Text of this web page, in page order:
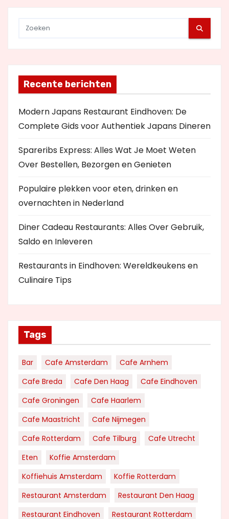
Recente berichten
Modern Japans Restaurant Eindhoven: De
Complete Gids voor Authentiek Japans Dineren
Spareribs Express: Alles Wat Je Moet Weten
Over Bestellen, Bezorgen en Genieten
Populaire plekken voor eten, drinken en
overnachten in Nederland
Diner Cadeau Restaurants: Alles Over Gebruik,
Saldo en Inleveren
Restaurants in Eindhoven: Wereldkeukens en
Culinaire Tips
Tags
Bar Cafe Amsterdam
Cafe Arnhem
Cafe Breda
Cafe Den Haag
Cafe Eindhoven
Cafe Groningen
Cafe Haarlem
Cafe Maastricht
Cafe Nijmegen
Cafe Rotterdam
Cafe Tilburg
Cafe Utrecht
Eten
Koffie Amsterdam
Koffiehuis Amsterdam
Koffie Rotterdam
Restaurant Amsterdam
Restaurant Den Haag
Restaurant Eindhoven
Restaurant Rotterdam